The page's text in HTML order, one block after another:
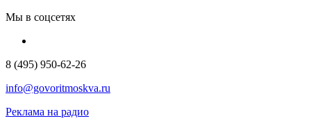
Мы в соцсетях
8 (495) 950-62-26
info@govoritmoskva.ru
Реклама на радио